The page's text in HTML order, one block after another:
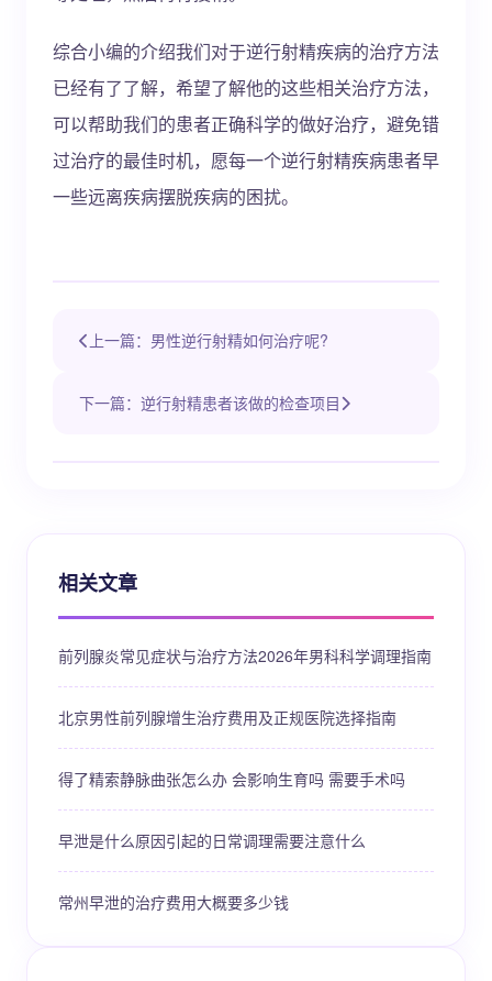
综合小编的介绍我们对于逆行射精疾病的治疗方法
已经有了了解，希望了解他的这些相关治疗方法，
可以帮助我们的患者正确科学的做好治疗，避免错
过治疗的最佳时机，愿每一个逆行射精疾病患者早
一些远离疾病摆脱疾病的困扰。
上一篇：男性逆行射精如何治疗呢?
下一篇：逆行射精患者该做的检查项目
相关文章
前列腺炎常见症状与治疗方法2026年男科科学调理指南
北京男性前列腺增生治疗费用及正规医院选择指南
得了精索静脉曲张怎么办 会影响生育吗 需要手术吗
早泄是什么原因引起的日常调理需要注意什么
常州早泄的治疗费用大概要多少钱